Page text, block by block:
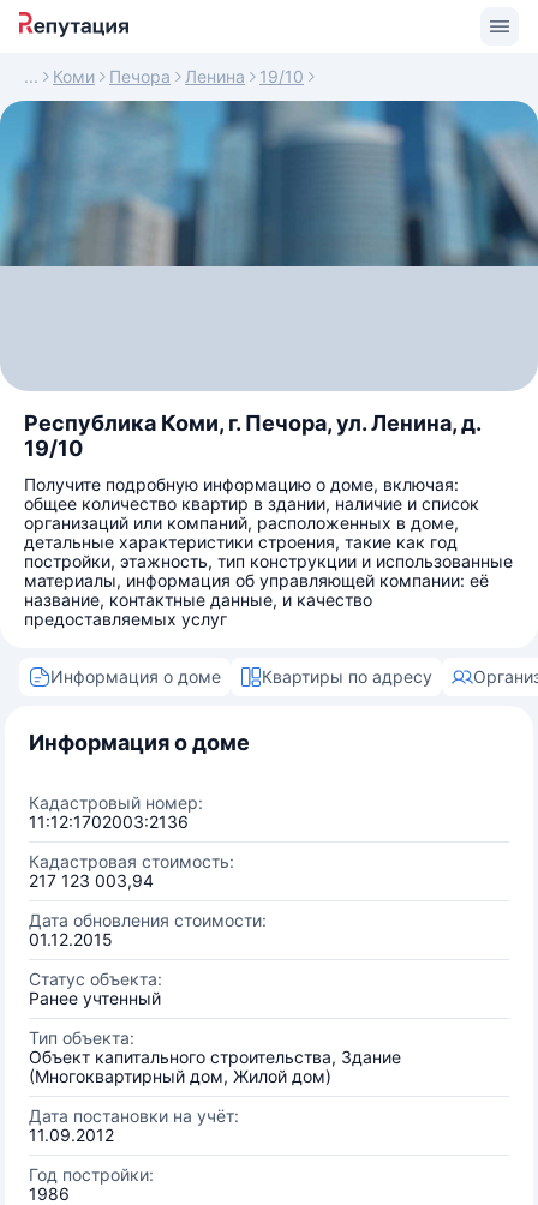
Коми Печора Ленина 19/10
Республика Коми, г. Печора, ул. Ленина, д.
19/10
Получите подробную информацию о доме, включая:
общее количество квартир в здании, наличие и список
организаций или компаний, расположенных в доме,
детальные характеристики строения, такие как год
постройки, этажность, тип конструкции и использованные
материалы, информация об управляющей компании: её
название, контактные данные, и качество
предоставляемых услуг
Информация о доме Квартиры по адресу
Информация о доме
Кадастровый номер:
11:12:1702003:2136
Кадастровая стоимость:
217 123 003,94
Дата обновления стоимости:
01.12.2015
Статус объекта:
Ранее учтенный
Тип объекта:
Объект капитального строительства, Здание
(Многоквартирный дом, Жилой дом)
Дата постановки на учёт:
11.09.2012
Год постройки:
1986